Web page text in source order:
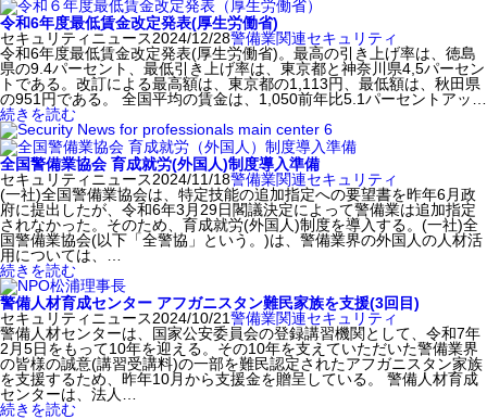
令和6年度最低賃金改定発表(厚生労働省)
セキュリティニュース2024/12/28警備業関連セキュリティ
令和6年度最低賃金改定発表(厚生労働省)。最高の引き上げ率は、徳島
県の9.4パーセント、最低引き上げ率は、東京都と神奈川県4,5パーセン
トである。改訂による最高額は、東京都の1,113円、最低額は、秋田県
の951円である。 全国平均の賃金は、1,050前年比5.1パーセントアッ…
続きを読む
全国警備業協会 育成就労(外国人)制度導入準備
セキュリティニュース2024/11/18警備業関連セキュリティ
(一社)全国警備業協会は、特定技能の追加指定への要望書を昨年6月政
府に提出したが、令和6年3月29日閣議決定によって警備業は追加指定
されなかった。そのため、育成就労(外国人)制度を導入する。(一社)全
国警備業協会(以下「全警協」という。)は、警備業界の外国人の人材活
用については、…
続きを読む
警備人材育成センター アフガニスタン難民家族を支援(3回目)
セキュリティニュース2024/10/21警備業関連セキュリティ
警備人材センターは、国家公安委員会の登録講習機関として、令和7年
2月5日をもって10年を迎える。その10年を支えていただいた警備業界
の皆様の誠意(講習受講料)の一部を難民認定されたアフガニスタン家族
を支援するため、昨年10月から支援金を贈呈している。 警備人材育成
センターは、法人…
続きを読む